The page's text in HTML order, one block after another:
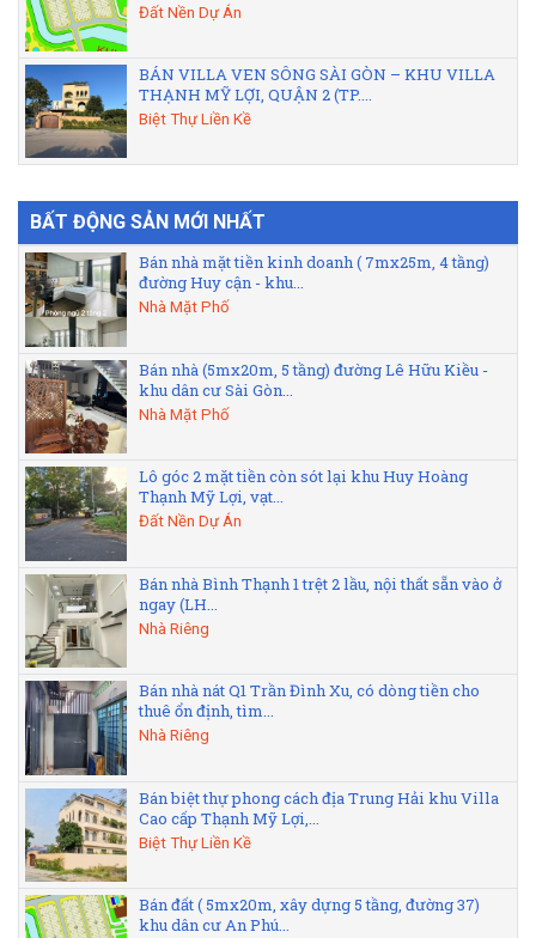
Đất Nền Dự Án
BÁN VILLA VEN SÔNG SÀI GÒN – KHU VILLA
THẠNH MỸ LỢI, QUẬN 2 (TP....
Biệt Thự Liền Kề
BẤT ĐỘNG SẢN MỚI NHẤT
Bán nhà mặt tiền kinh doanh ( 7mx25m, 4 tầng)
đường Huy cận - khu...
Nhà Mặt Phố
Bán nhà (5mx20m, 5 tầng) đường Lê Hữu Kiều -
khu dân cư Sài Gòn...
Nhà Mặt Phố
Lô góc 2 mặt tiền còn sót lại khu Huy Hoàng
Thạnh Mỹ Lợi, vạt...
Đất Nền Dự Án
Bán nhà Bình Thạnh 1 trệt 2 lầu, nội thất sẵn vào ở
ngay (LH...
Nhà Riêng
Bán nhà nát Q1 Trần Đình Xu, có dòng tiền cho
thuê ổn định, tìm...
Nhà Riêng
Bán biệt thự phong cách địa Trung Hải khu Villa
Cao cấp Thạnh Mỹ Lợi,...
Biệt Thự Liền Kề
Bán đất ( 5mx20m, xây dựng 5 tầng, đường 37)
khu dân cư An Phú...